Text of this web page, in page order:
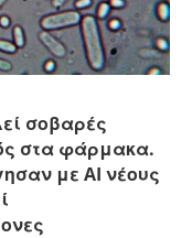
σοβαρές
στα φάρμακα.
με AI νέους